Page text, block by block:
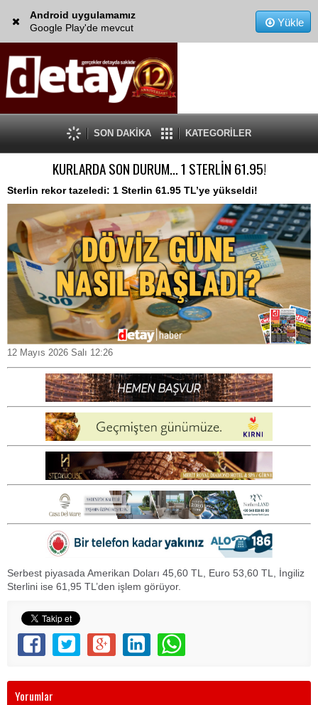
Android uygulamamız
Google Play'de mevcut
Yükle
SON DAKİKA KATEGORİLER
KURLARDA SON DURUM... 1 STERLİN 61.95!
Sterlin rekor tazeledi: 1 Sterlin 61.95 TL’ye yükseldi!
12 Mayıs 2026 Salı 12:26
Serbest piyasada Amerikan Doları 45,60 TL, Euro 53,60 TL, İngiliz
Sterlini ise 61,95 TL’den işlem görüyor.
Yorumlar